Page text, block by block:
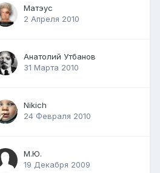
Матэус
2 Апреля 2010
Анатолий Утбанов
31 Марта 2010
Nikich
24 Февраля 2010
М.Ю.
19 Декабря 2009